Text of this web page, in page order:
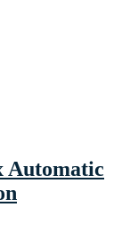
Automatic